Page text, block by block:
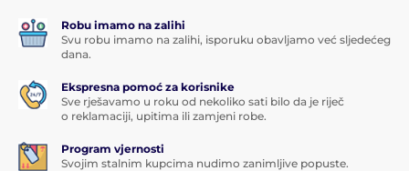
Robu imamo na zalihi
Svu robu imamo na zalihi, isporuku obavljamo već sljedećeg
dana.
Ekspresna pomoć za korisnike
Sve rješavamo u roku od nekoliko sati bilo da je riječ
o reklamaciji, upitima ili zamjeni robe.
Program vjernosti
Svojim stalnim kupcima nudimo zanimljive popuste.